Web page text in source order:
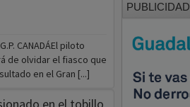
CANADÁEl piloto
de olvidar el fiasco que
en el Gran [...]
PUBLICIDAD